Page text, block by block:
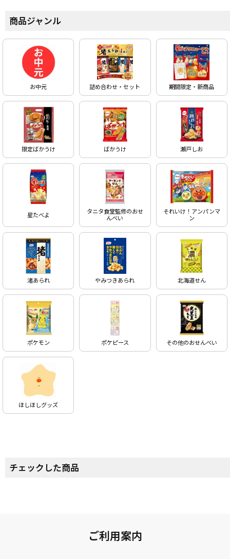
商品ジャンル
お中元 詰め合わせ・セット 期間限定・新商品
限定ばかうけ ばかうけ 瀬戸しお
星たべよ
タニタ食堂監修のおせ
んべい
それいけ！アンパンマ
ン
渚あられ やみつきあられ 北海道せん
ポケモン ポケピース その他のおせんべい
ほしほしグッズ
チェックした商品
ご利用案内